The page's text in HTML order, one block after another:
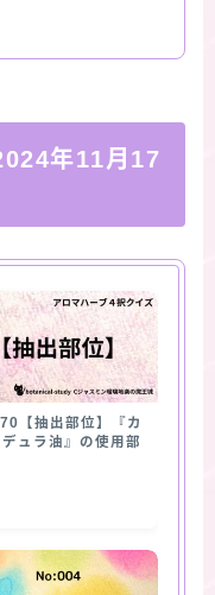
年11月17
【抽出部位】『カ
デュラ油』の使用部